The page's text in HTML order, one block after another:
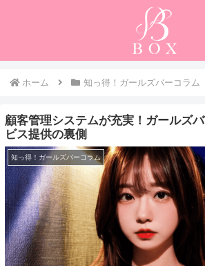
ホーム 知っ得！ガールズバーコラム
顧客管理システムが充実！ガールズ
ビス提供の裏側
知っ得！ガールズバーコラム